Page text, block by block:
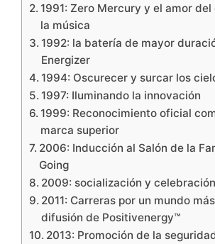
1991: Zero Mercury y el amor
la música
1992: la batería de mayor
Energizer
1994: Oscurecer y surcar los
1997: Iluminando la innovación
1999: Reconocimiento oficial
marca superior
2006: Inducción al Salón de la
Going
2009: socialización y
2011: Carreras por un mundo
difusión de Positivenergy™
2013: Promoción de la